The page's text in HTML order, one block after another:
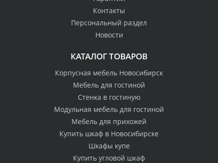
Контакты
Персональный раздел
Новости
КАТАЛОГ ТОВАРОВ
Корпусная мебель Новосибирск
Мебель для гостиной
Стенка в гостиную
Модульная мебель для гостиной
Мебель для прихожей
Купить шкаф в Новосибирске
Шкафы купе
Купить угловой шкаф